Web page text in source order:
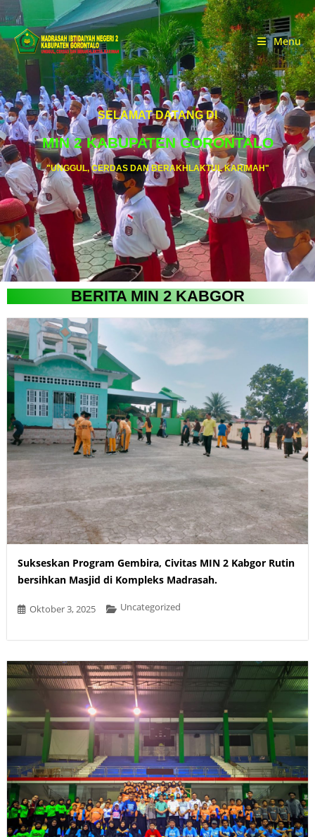
Menu
SELAMAT DATANG DI
MIN 2 KABUPATEN GORONTALO
"UNGGUL, CERDAS DAN BERAKHLAKTUL KARIMAH"
BERITA MIN 2 KABGOR
Sukseskan Program Gembira, Civitas MIN 2 Kabgor Rutin
bersihkan Masjid di Kompleks Madrasah.
Oktober 3, 2025 Uncategorized